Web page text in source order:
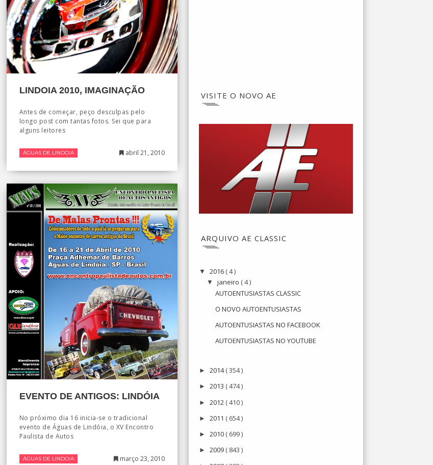
LINDOIA 2010, IMAGINAÇÃO
Antes de começar, peço desculpas pelo
longo post com tantas fotos. Sei que para
alguns leitores
ÁGUAS DE LINDOIA abril 21, 2010
EVENTO DE ANTIGOS: LINDÓIA
No próximo dia 16 inicia-se o tradicional
evento de Águas de Lindóia, o XV Encontro
Paulista de Autos
ÁGUAS DE LINDOIA março 23, 2010
VISITE O NOVO AE
ARQUIVO AE CLASSIC
▼ 2016 ( 4 )
▼janeiro ( 4 )
AUTOENTUSIASTAS CLASSIC
O NOVO AUTOENTUSIASTAS
AUTOENTUSIASTAS NO FACEBOOK
AUTOENTUSIASTAS NO YOUTUBE
► 2014( 354 )
► 2013 ( 474 )
► 2012 ( 410 )
► 2011 ( 654 )
► 2010 ( 699 )
► 2009 ( 843 )